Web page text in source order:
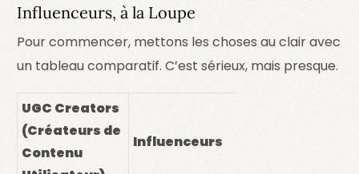
Influenceurs, à la Loupe
Pour commencer, mettons les choses au clair avec
un tableau comparatif. C’est sérieux, mais presque.
UGC Creators
(Créateurs de
Contenu
Influenceurs